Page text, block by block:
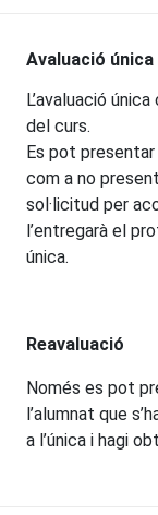
Avaluació única
L’avaluació
del curs.
Es pot presentar
com a no
sol·licitud per
l’entregarà el
única.
Reavaluació
Només es pot
l’alumnat que
a l’única i hagi